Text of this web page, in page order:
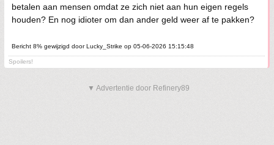
betalen aan mensen omdat ze zich niet aan hun eigen regels
houden? En nog idioter om dan ander geld weer af te pakken?
Bericht 8% gewijzigd door Lucky_Strike op 05-06-2026 15:15:48
Spoilers!
▼ Advertentie door Refinery89